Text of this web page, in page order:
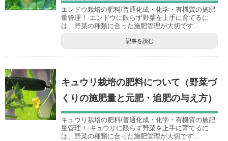
エンドウ栽培の肥料/普通化成・化学・有機質の施肥
量管理！ エンドウに限らず野菜を上手に育てるに
は、野菜の種類に合った施肥管理が大切です...
記事を読む
キュウリ栽培の肥料について（野菜づ
くりの施肥量と元肥・追肥の与え方）
キュウリ栽培の肥料/普通化成・化学・有機質の施肥
量管理！ キュウリに限らず野菜を上手に育てるに
は、野菜の種類に合った施肥管理が大切です...